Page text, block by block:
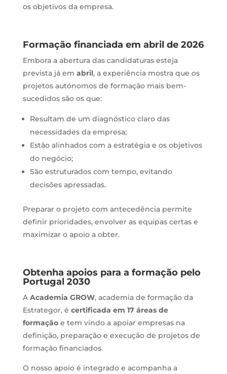
os objetivos da empresa.
Formação financiada em abril de 2026
Embora a abertura das candidaturas esteja
prevista já em abril, a experiência mostra que os
projetos autónomos de formação mais bem-
sucedidos são os que:
Resultam de um diagnóstico claro das
necessidades da empresa;
Estão alinhados com a estratégia e os objetivos
do negócio;
São estruturados com tempo, evitando
decisões apressadas.
Preparar o projeto com antecedência permite
definir prioridades, envolver as equipas certas e
maximizar o apoio a obter.
Obtenha apoios para a formação pelo
Portugal 2030
A Academia GROW, academia de formação da
Estrategor, é certificada em 17 áreas de
formaçãoe tem vindo a apoiar empresas na
definição, preparação e execução de projetos de
formação financiados.
O nosso apoio é integrado e acompanha a